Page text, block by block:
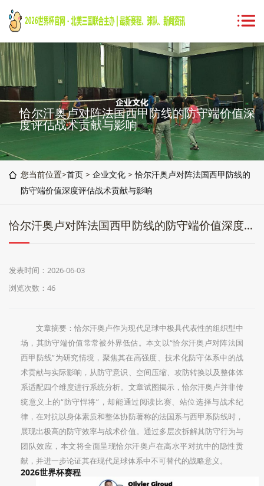
恰尔汗奥卢对阵法国西甲防线的防守端价值深
度评估战术贡献与影响
您当前位置>首页 > 企业文化 >恰尔汗奥卢对阵法国西甲防线的
防守端价值深度评估战术贡献与影响
恰尔汗奥卢对阵法国西甲防线的防守端价值深度评估战术贡献与影响
发表时间：2026-06-03
浏览次数：46
文章摘要：恰尔汗奥卢作为现代足球中极具代表性的组织型中
场，其防守端价值常常被外界低估。本文以“恰尔汗奥卢对阵法国
西甲防线”为研究情境，聚焦其在高强度、技术化防守体系中的战
术贡献与实际影响，从防守意识、空间压缩、攻防转换以及整体体
系适配四个维度进行系统分析。文章试图揭示，恰尔汗奥卢并非传
统意义上的“防守悍将”，却能通过阅读比赛、站位选择与战术纪
律，在对抗以身体素质和整体协防著称的法国系与西甲系防线时，
展现出极高的防守效率与战术价值。通过多层次拆解其防守行为与
团队效应，本文将全面呈现恰尔汗奥卢在高水平对抗中的隐性贡
献，并进一步论证其在现代足球体系中不可替代的战略意义。
2026世界杯赛程